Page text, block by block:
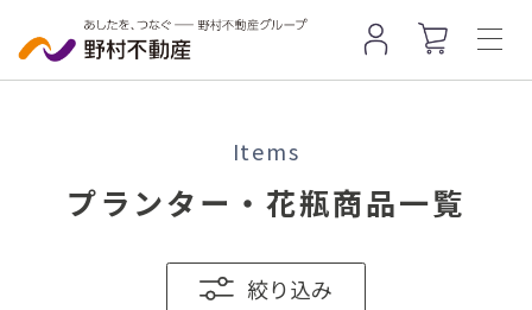
Items
プランター・花瓶商品一覧
絞り込み